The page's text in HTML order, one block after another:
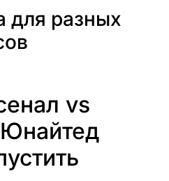
для разных
vs